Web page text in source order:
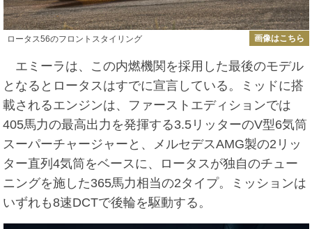
ロータス56のフロントスタイリング 画像はこちら
エミーラは、この内燃機関を採用した最後のモデル
となるとロータスはすでに宣言している。ミッドに搭
載されるエンジンは、ファーストエディションでは
405馬力の最高出力を発揮する3.5リッターのV型6気筒
スーパーチャージャーと、メルセデスAMG製の2リッ
ター直列4気筒をベースに、ロータスが独自のチュー
ニングを施した365馬力相当の2タイプ。ミッションは
いずれも8速DCTで後輪を駆動する。